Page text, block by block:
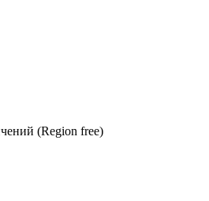
(Region free)